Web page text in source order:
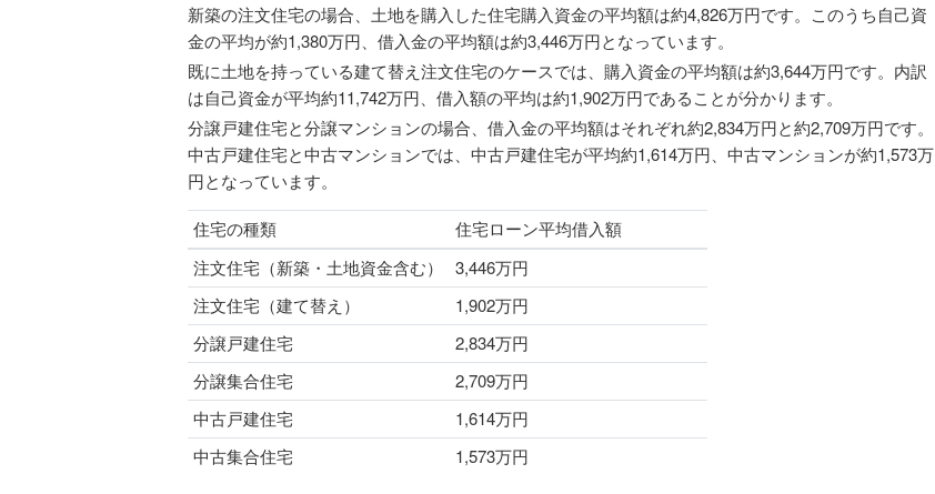
新築の注文住宅の場合、土地を購入した住宅購入資金の平均額は約4,826万円です。このうち自己資
金の平均が約1,380万円、借入金の平均額は約3,446万円となっています。
既に土地を持っている建て替え注文住宅のケースでは、購入資金の平均額は約3,644万円です。内訳
は自己資金が平均約11,742万円、借入額の平均は約1,902万円であることが分かります。
分譲戸建住宅と分譲マンションの場合、借入金の平均額はそれぞれ約2,834万円と約2,709万円です。
中古戸建住宅と中古マンションでは、中古戸建住宅が平均約1,614万円、中古マンションが約1,573万
円となっています。
住宅の種類
住宅ローン平均借入額
注文住宅（新築・土地資金含む）
3,446万円
注文住宅（建て替え）
1,902万円
分譲戸建住宅
2,834万円
分譲集合住宅
2,709万円
中古戸建住宅
1,614万円
中古集合住宅
1,573万円